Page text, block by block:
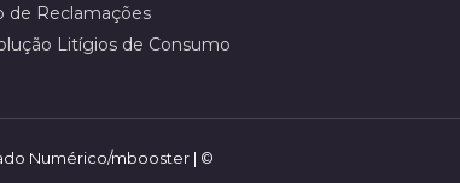
de Reclamações
Litígios de Consumo
Numérico/mbooster | ©️